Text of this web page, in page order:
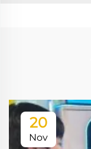
20
Nov